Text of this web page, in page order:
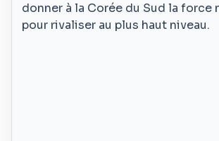
donner à la Corée du Sud la force
pour rivaliser au plus haut niveau.